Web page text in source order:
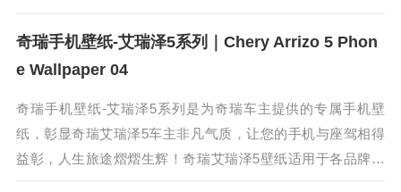
机和操作系统，保存高清原图在手机相册，即可直接使用。奇
瑞艾瑞泽5采用了艾瑞泽系...
奇瑞手机壁纸-艾瑞泽5系列｜Chery Arrizo 5 Phon
e Wallpaper 04
奇瑞手机壁纸-艾瑞泽5系列是为奇瑞车主提供的专属手机壁
纸，彰显奇瑞艾瑞泽5车主非凡气质，让您的手机与座驾相得
益彰，人生旅途熠熠生辉！奇瑞艾瑞泽5壁纸适用于各品牌手
机和操作系统，保存高清原图在手机相册，即可直接使用。奇